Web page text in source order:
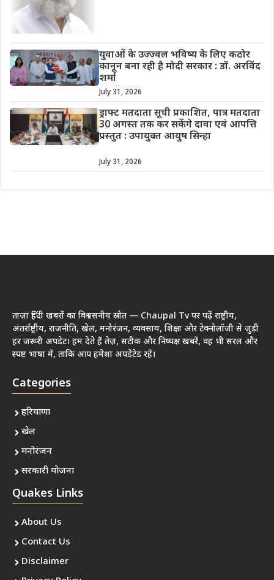
युवाओं के उज्ज्वल भविष्य के लिए कठोर
कानून बना रही है मोदी सरकार : डॉ. अरविंद
शर्मा
July 31, 2026
ड्राफ्ट मतदाता सूची प्रकाशित, पात्र मतदाता
30 अगस्त तक कर सकेंगे दावा एवं आपत्ति
प्रस्तुत : उपायुक्त आयुष सिन्हा
July 31, 2026
ताज़ा हिंदी खबरों का विश्वसनीय स्रोत — Chaupal Tv पर पढ़ें राष्ट्रीय,
अंतर्राष्ट्रीय, राजनीति, खेल, मनोरंजन, व्यवसाय, शिक्षा और टेक्नोलॉजी से जुड़ी
हर जरूरी अपडेट। हम देते हैं तेज़, सटीक और निष्पक्ष खबरें, वह भी सरल और
स्पष्ट भाषा में, ताकि आप हमेशा अपडेटेड रहें।
Categories
हरियाणा
खेल
मनोरंजन
सरकारी योजना
Quakes Links
About Us
Contact Us
Disclaimer